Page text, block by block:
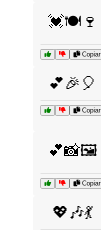
💓🍽️🍷
Copiar
💕🎉🎈
Copiar
💕📸🖼️
Copiar
💖🎶💃